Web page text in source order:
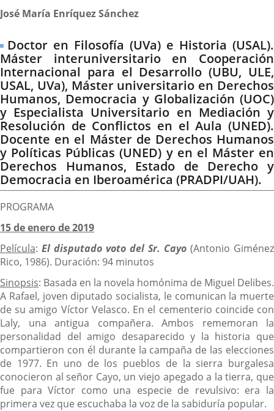
José María Enríquez Sánchez
Doctor en Filosofía (UVa) e Historia (USAL).
Máster interuniversitario en Cooperación
Internacional para el Desarrollo (UBU, ULE,
USAL, UVa), Máster universitario en Derechos
Humanos, Democracia y Globalización (UOC)
y Especialista Universitario en Mediación y
Resolución de Conflictos en el Aula (UNED).
Docente en el Máster de Derechos Humanos
y Políticas Públicas (UNED) y en el Máster en
Derechos Humanos, Estado de Derecho y
Democracia en Iberoamérica (PRADPI/UAH).
PROGRAMA
15 de enero de 2019
Película: El disputado voto del Sr. Cayo (Antonio Giménez
Rico, 1986). Duración: 94 minutos
Sinopsis: Basada en la novela homónima de Miguel Delibes.
A Rafael, joven diputado socialista, le comunican la muerte
de su amigo Víctor Velasco. En el cementerio coincide con
Laly, una antigua compañera. Ambos rememoran la
personalidad del amigo desaparecido y la historia que
compartieron con él durante la campaña de las elecciones
de 1977. En uno de los pueblos de la sierra burgalesa
conocieron al señor Cayo, un viejo apegado a la tierra, que
fue para Víctor como una especie de revulsivo: era la
primera vez que escuchaba la voz de la sabiduría popular.